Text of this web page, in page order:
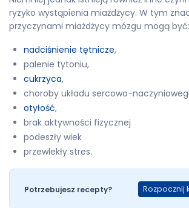
ryzyko wystąpienia miażdżycy. W tym
przyczynami miażdżycy mózgu mogą być:
nadciśnienie tętnicze,
palenie tytoniu,
cukrzyca,
choroby układu sercowo-
otyłość,
brak aktywności fizycznej
podeszły wiek
przewlekły stres.
Potrzebujesz recepty? Rozpocznij